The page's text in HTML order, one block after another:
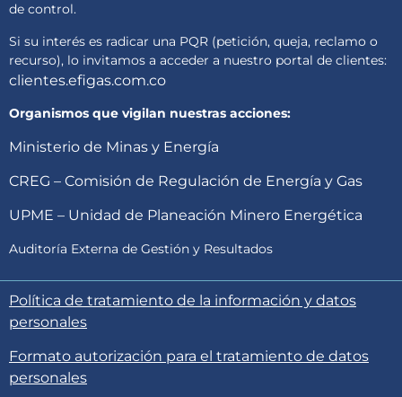
de control.
Si su interés es radicar una PQR (petición, queja, reclamo o
recurso), lo invitamos a acceder a nuestro portal de clientes:
clientes.efigas.com.co
Organismos que vigilan nuestras acciones:
Ministerio de Minas y Energía
CREG – Comisión de Regulación de Energía y Gas
UPME – Unidad de Planeación Minero Energética
Auditoría Externa de Gestión y Resultados
Política de tratamiento de la información y datos
personales
Formato autorización para el tratamiento de datos
personales